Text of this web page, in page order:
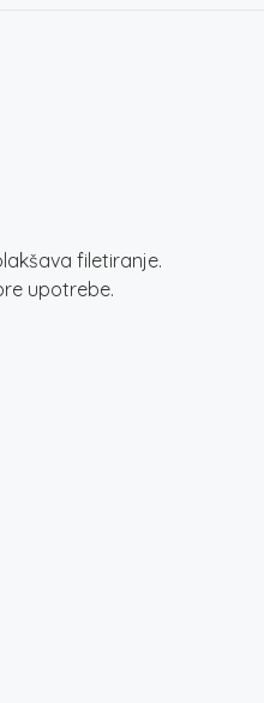
filetiranje.
upotrebe.